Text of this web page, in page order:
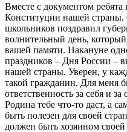
Вместе с документом
Конституции нашей страны.
школьников поздравил
волнительный день,
вашей памяти. Накануне
праздников – Дня России –
нашей страны. Уверен, у
такой гражданин. Для меня
ответственность за себя и
Родина тебе что-то даст, а
быть полезен для своей
должен быть хозяином